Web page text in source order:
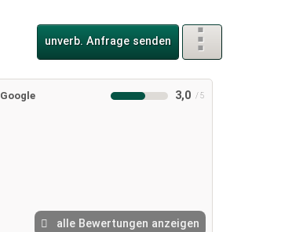
unverb. Anfrage senden
Google 3,0
alle Bewertungen anzeigen